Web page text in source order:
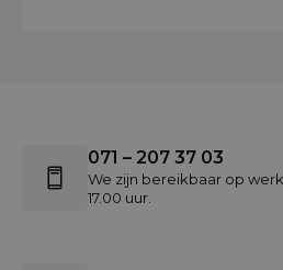
071 – 207 37 03
We zijn bereikbaar op
17.00 uur.